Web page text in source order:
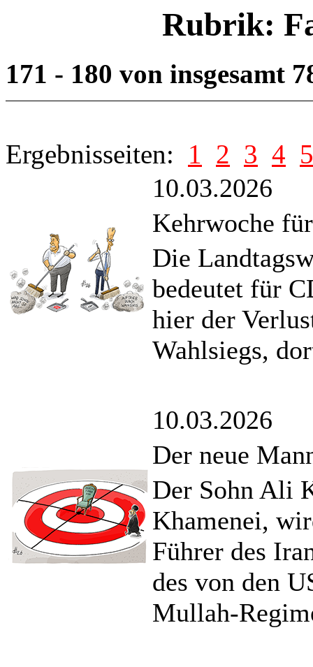
Rubrik:
171 - 180 von insgesamt
Ergebnisseiten: 1 2 3 4 5
10.03.2026
Kehrwoche
Die
bedeutet für
hier der
Wahlsiegs,
10.03.2026
Der neue
Der Sohn Ali
Khamenei,
Führer des
des von den
Mullah-